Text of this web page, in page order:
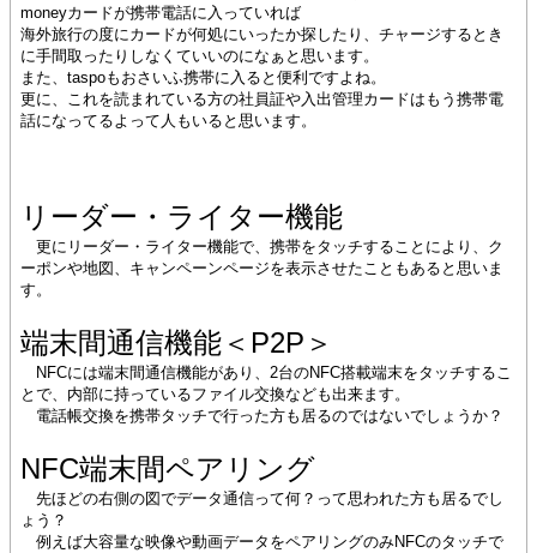
moneyカードが携帯電話に入っていれば
海外旅行の度にカードが何処にいったか探したり、チャージするとき
に手間取ったりしなくていいのになぁと思います。
また、taspoもおさいふ携帯に入ると便利ですよね。
更に、これを読まれている方の社員証や入出管理カードはもう携帯電
話になってるよって人もいると思います。
リーダー・ライター機能
更にリーダー・ライター機能で、携帯をタッチすることにより、ク
ーポンや地図、キャンペーンページを表示させたこともあると思いま
す。
端末間通信機能＜P2P＞
NFCには端末間通信機能があり、2台のNFC搭載端末をタッチするこ
とで、内部に持っているファイル交換なども出来ます。
電話帳交換を携帯タッチで行った方も居るのではないでしょうか？
NFC端末間ペアリング
先ほどの右側の図でデータ通信って何？って思われた方も居るでし
ょう？
例えば大容量な映像や動画データをペアリングのみNFCのタッチで